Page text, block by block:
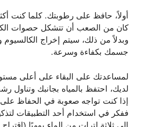
أولاً، حافظ على رطوبتك. كلما كنت
كان من الصعب أن تتشكل حصوات
وبدلاً من ذلك، سيتم إخراج الكالسيوم
جسمك بكفاءة وسرعة.
لمساعدتك على البقاء على أعلى
لديك، احتفظ بالمياه بجانبك وتناول
إذا كنت تواجه صعوبة في الحفاظ
ففكر في استخدام أحد التطبيقات
إلى ثلاثة لترات من الماء يوميًا